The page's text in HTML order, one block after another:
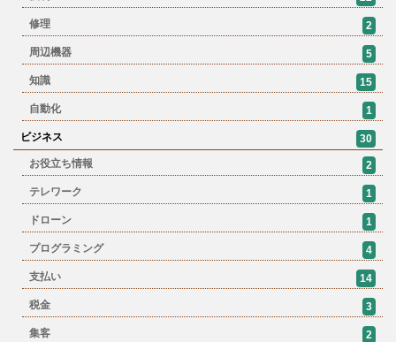
修理 2
周辺機器 5
知識 15
自動化 1
ビジネス
30
お役立ち情報
2
テレワーク 1
ドローン 1
プログラミング 4
支払い 14
税金 3
集客 2